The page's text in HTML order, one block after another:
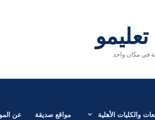
والكليات الأهلية مواقع صديقة عن